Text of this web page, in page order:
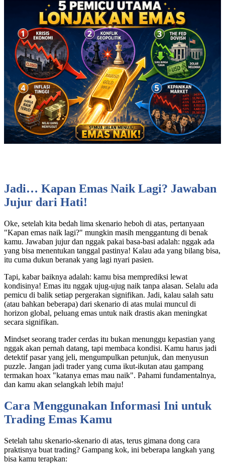
Jadi… Kapan Emas Naik Lagi? Jawaban
Jujur dari Hati!
Oke, setelah kita bedah lima skenario heboh di atas, pertanyaan
"Kapan emas naik lagi?" mungkin masih menggantung di benak
kamu. Jawaban jujur dan nggak pakai basa-basi adalah: nggak ada
yang bisa menentukan tanggal pastinya! Kalau ada yang bilang bisa,
itu cuma dukun beranak yang lagi nyari pasien.
Tapi, kabar baiknya adalah: kamu bisa memprediksi lewat
kondisinya! Emas itu nggak ujug-ujug naik tanpa alasan. Selalu ada
pemicu di balik setiap pergerakan signifikan. Jadi, kalau salah satu
(atau bahkan beberapa) dari skenario di atas mulai muncul di
horizon global, peluang emas untuk naik drastis akan meningkat
secara signifikan.
Mindset seorang trader cerdas itu bukan menunggu kepastian yang
nggak akan pernah datang, tapi membaca kondisi. Kamu harus jadi
detektif pasar yang jeli, mengumpulkan petunjuk, dan menyusun
puzzle. Jangan jadi trader yang cuma ikut-ikutan atau gampang
termakan hoax "katanya emas mau naik". Pahami fundamentalnya,
dan kamu akan selangkah lebih maju!
Cara Menggunakan Informasi Ini untuk
Trading Emas Kamu
Setelah tahu skenario-skenario di atas, terus gimana dong cara
praktisnya buat trading? Gampang kok, ini beberapa langkah yang
bisa kamu terapkan: